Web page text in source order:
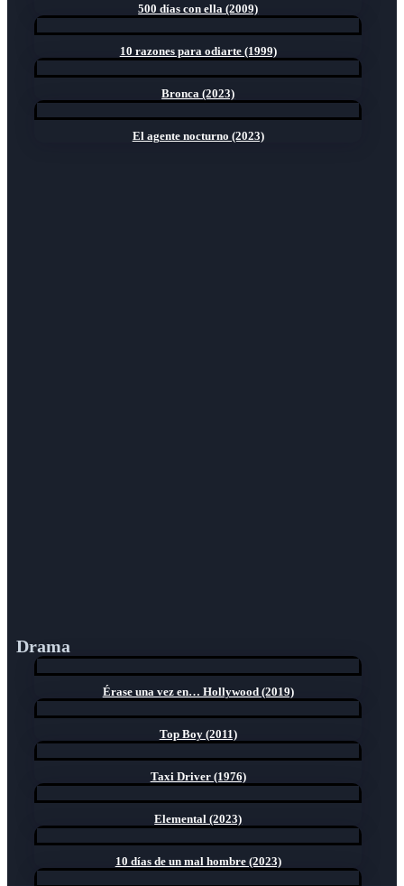
500 días con ella (2009)
10 razones para odiarte (1999)
Bronca (2023)
El agente nocturno (2023)
Drama
Érase una vez en… Hollywood (2019)
Top Boy (2011)
Taxi Driver (1976)
Elemental (2023)
10 días de un mal hombre (2023)